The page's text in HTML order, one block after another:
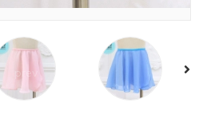
prev